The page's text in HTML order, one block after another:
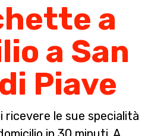
a
a San
Piave
ricevere le sue specialità